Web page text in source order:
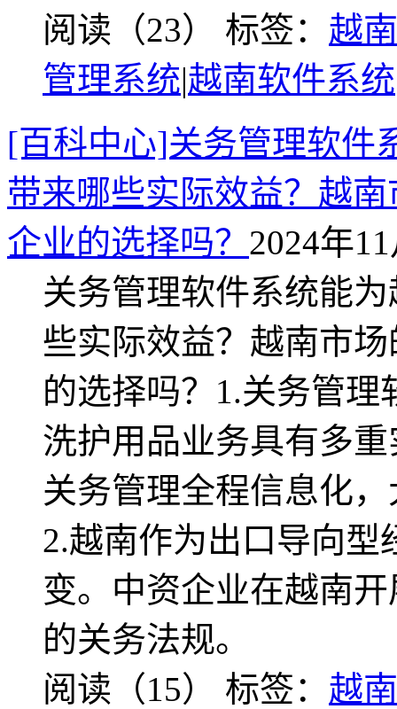
阅读（23） 标签： 越
管理系统|越南软件系统
[百科中心]关务管理软件
带来哪些实际效益？越
企业的选择吗？ 2024年
关务管理软件系统能
些实际效益？越南市
的选择吗？1.关务管
洗护用品业务具有多
关务管理全程信息化
2.越南作为出口导向
变。中资企业在越南
的关务法规。
阅读（15） 标签： 越